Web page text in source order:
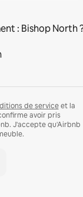
: Bishop North
de serviceet la
avoir pris
J'accepte qu'Airbnb